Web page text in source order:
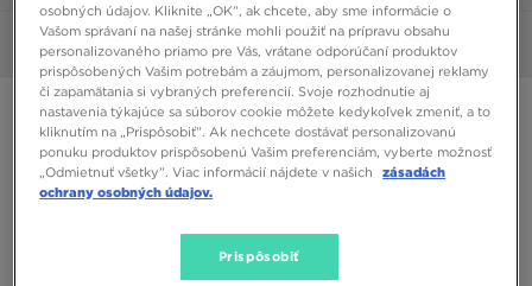
Obrázky 360°
NEW BALANCE 530
58,00 €
osobných údajov. Kliknite „OK”, ak chcete, aby sme informácie o
Vašom správaní na našej stránke mohli použiť na prípravu obsahu
personalizovaného priamo pre Vás, vrátane odporúčaní produktov
prispôsobených Vašim potrebám a záujmom, personalizovanej reklamy
či zapamätania si vybraných preferencií. Svoje rozhodnutie aj
nastavenia týkajúce sa súborov cookie môžete kedykoľvek zmeniť, a to
kliknutím na „Prispôsobiť”. Ak nechcete dostávať personalizovanú
ponuku produktov prispôsobenú Vašim preferenciám, vyberte možnosť
„Odmietnuť všetky”. Viac informácií nájdete v našich
zásadách
ochrany osobných údajov.
Prispôsobiť